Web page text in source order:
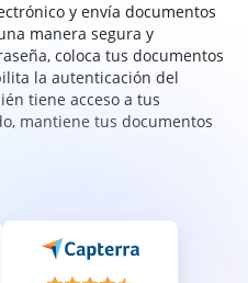
y envía documentos
manera segura y
coloca tus documentos
la autenticación del
tiene acceso a tus
mantiene tus documentos